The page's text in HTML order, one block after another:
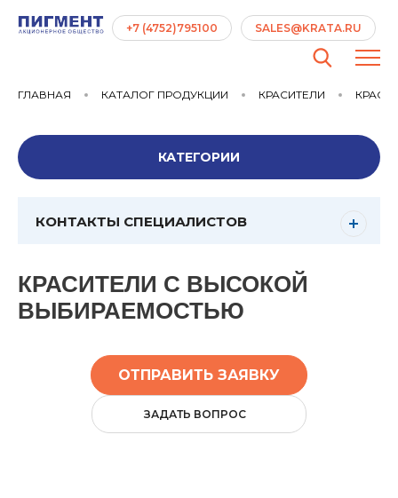
+7 (4752)795100 SALES@KRATA.RU
ГЛАВНАЯ КАТАЛОГ ПРОДУКЦИИ КРАСИТЕЛИ
КАТЕГОРИИ
КОНТАКТЫ СПЕЦИАЛИСТОВ
КРАСИТЕЛИ С ВЫСОКОЙ
ВЫБИРАЕМОСТЬЮ
ОТПРАВИТЬ ЗАЯВКУ
ЗАДАТЬ ВОПРОС